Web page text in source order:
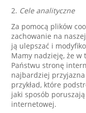
2. Cele analityczne
Za pomocą plików
zachowanie na
ją ulepszać i
Mamy nadzieję, że
Państwu stronę
najbardziej
przykład, które
jaki sposób
internetowej.